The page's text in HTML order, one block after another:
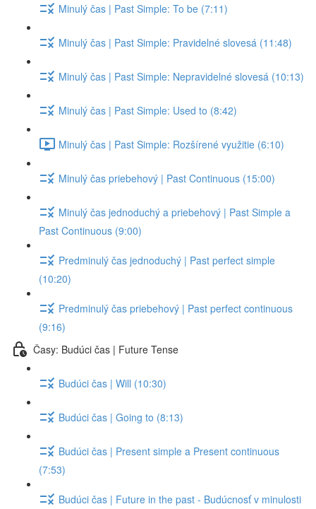
Minulý čas | Past Simple: To be (7:11)
Minulý čas | Past Simple: Pravidelné slovesá (11:48)
Minulý čas | Past Simple: Nepravidelné slovesá (10:13)
Minulý čas | Past Simple: Used to (8:42)
Minulý čas | Past Simple: Rozšírené využitie (6:10)
Minulý čas priebehový | Past Continuous (15:00)
Minulý čas jednoduchý a priebehový | Past Simple a
Past Continuous (9:00)
Predminulý čas jednoduchý | Past perfect simple
(10:20)
Predminulý čas priebehový | Past perfect continuous
(9:16)
Časy: Budúci čas | Future Tense
Budúci čas | Will (10:30)
Budúci čas | Going to (8:13)
Budúci čas | Present simple a Present continuous
(7:53)
Budúci čas | Future in the past - Budúcnosť v minulosti